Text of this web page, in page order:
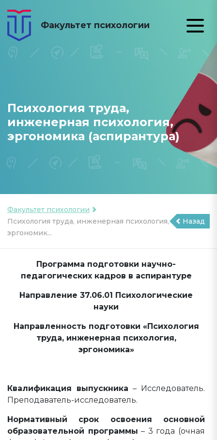
Факультет психологии
Психология труда,
инженерная психология,
эргономика (аспирантура)
Факультет психологии
Психология труда, инженерная психология,
эргономик...
Назад
Программа подготовки научно-
педагогических кадров в аспирантуре
Направление 37.06.01 Психологические
науки
Направленность подготовки «Психология
труда, инженерная психология,
эргономика»
Квалификация выпускника – Исследователь.
Преподаватель-исследователь.
Нормативный срок освоения основной
образовательной программы – 3 года (очная